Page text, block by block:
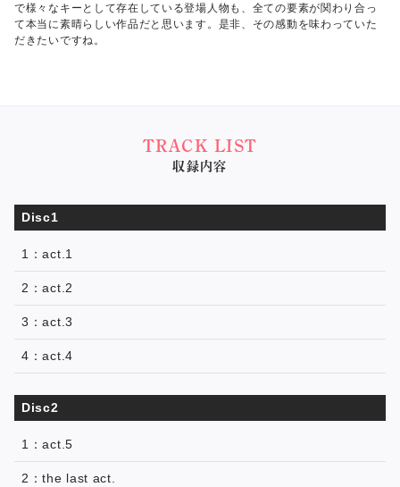
で様々なキーとして存在している登場人物も、全ての要素が関わり合っ
て本当に素晴らしい作品だと思います。是非、その感動を味わっていた
だきたいですね。
TRACK LIST
収録内容
Disc1
1：act.1
2：act.2
3：act.3
4：act.4
Disc2
1：act.5
2：the last act.